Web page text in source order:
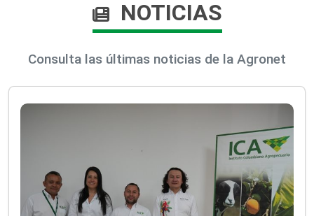
NOTICIAS
Consulta las últimas noticias de la Agronet